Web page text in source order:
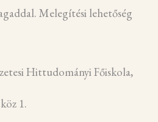
Melegítési lehetőség
Hittudományi Főiskola,
1.